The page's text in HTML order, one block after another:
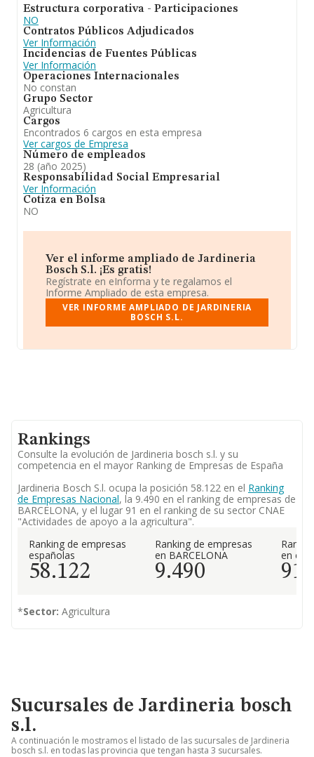
Estructura corporativa - Participaciones
NO
Contratos Públicos Adjudicados
Ver Información
Incidencias de Fuentes Públicas
Ver Información
Operaciones Internacionales
No constan
Grupo Sector
Agricultura
Cargos
Encontrados 6 cargos en esta empresa
Ver cargos de Empresa
Número de empleados
28 (año 2025)
Responsabilidad Social Empresarial
Ver Información
Cotiza en Bolsa
NO
Ver el informe ampliado de Jardineria
Bosch S.l. ¡Es gratis!
Regístrate en eInforma y te regalamos el
Informe Ampliado de esta empresa.
VER INFORME AMPLIADO DE JARDINERIA
BOSCH S.L.
Rankings
Consulte la evolución de Jardineria bosch s.l. y su
competencia en el mayor Ranking de Empresas de España
Jardineria Bosch S.l. ocupa la posición 58.122 en el Ranking
de Empresas Nacional, la 9.490 en el ranking de empresas de
BARCELONA, y el lugar 91 en el ranking de su sector CNAE
"Actividades de apoyo a la agricultura".
Ranking de empresas
españolas
58.122
Ranking de empresas
en BARCELONA
9.490
en el
91
*Sector: Agricultura
Sucursales de Jardineria bosch
s.l.
A continuación le mostramos el listado de las sucursales de Jardineria
bosch s.l. en todas las provincia que tengan hasta 3 sucursales.